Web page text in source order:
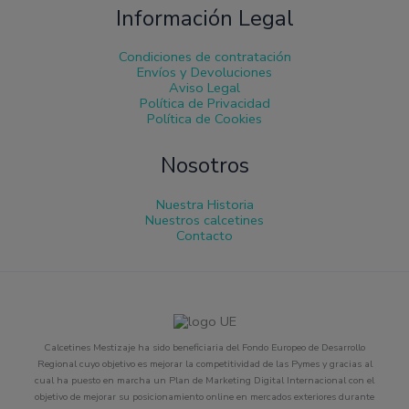
Información Legal
Condiciones de contratación
Envíos y Devoluciones
Aviso Legal
Política de Privacidad
Política de Cookies
Nosotros
Nuestra Historia
Nuestros calcetines
Contacto
Calcetines Mestizaje ha sido beneficiaria del Fondo Europeo de Desarrollo
Regional cuyo objetivo es mejorar la competitividad de las Pymes y gracias al
cual ha puesto en marcha un Plan de Marketing Digital Internacional con el
objetivo de mejorar su posicionamiento online en mercados exteriores durante